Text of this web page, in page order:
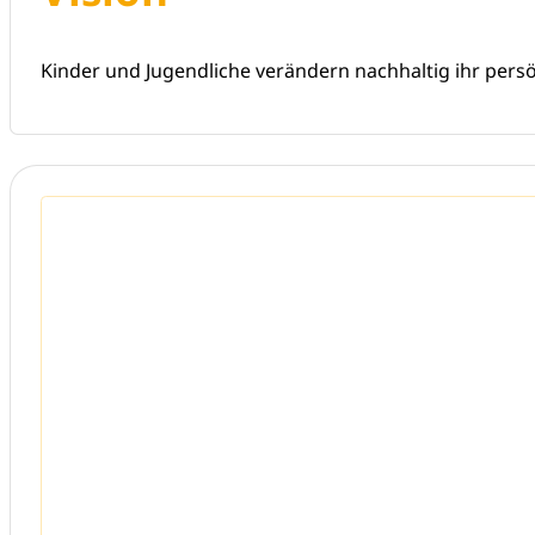
Kinder und Jugendliche verändern nachhaltig ihr